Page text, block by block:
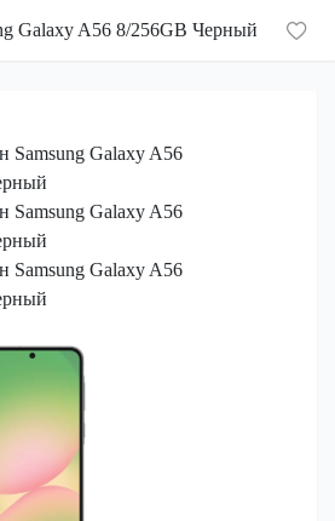
Galaxy A56 8/256GB Черный